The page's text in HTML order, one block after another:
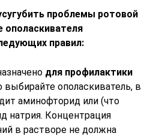
проблемы ротовой
ополаскивателя
правил:
для профилактики
выбирайте ополаскиватель, в
аминофторид или (что
натрия. Концентрация
в растворе не должна